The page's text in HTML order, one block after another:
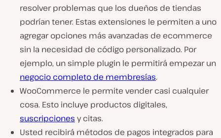
resolver problemas que los dueños de tiendas
podrían tener. Estas extensiones le permiten a uno
agregar opciones más avanzadas de ecommerce
sin la necesidad de código personalizado. Por
ejemplo, un simple plugin le permitirá empezar un
negocio completo de membresías.
WooCommerce le permite vender casi cualquier
cosa. Esto incluye productos digitales,
suscripciones y citas.
Usted recibirá métodos de pagos integrados para